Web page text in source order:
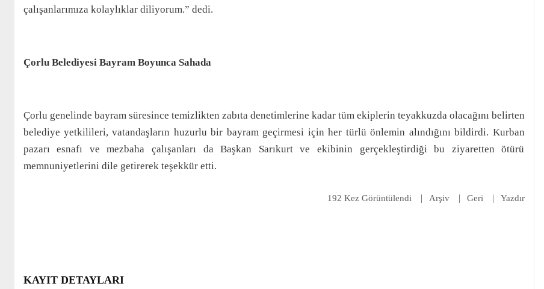
çalışanlarımıza kolaylıklar diliyorum.” dedi.
Çorlu Belediyesi Bayram Boyunca Sahada
Çorlu genelinde bayram süresince temizlikten zabıta denetimlerine kadar tüm ekiplerin teyakkuzda olacağını belirten
belediye yetkilileri, vatandaşların huzurlu bir bayram geçirmesi için her türlü önlemin alındığını bildirdi. Kurban
pazarı esnafı ve mezbaha çalışanları da Başkan Sarıkurt ve ekibinin gerçekleştirdiği bu ziyaretten ötürü
memnuniyetlerini dile getirerek teşekkür etti.
192 Kez Görüntülendi Arşiv Geri Yazdır
KAYIT DETAYLARI